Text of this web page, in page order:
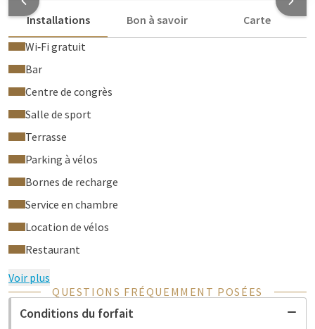
Installations
Bon à savoir
Carte
Wi‑Fi gratuit
Bar
Centre de congrès
Salle de sport
Terrasse
Parking à vélos
Bornes de recharge
Service en chambre
Location de vélos
Restaurant
Voir plus
QUESTIONS FRÉQUEMMENT POSÉES
Conditions du forfait